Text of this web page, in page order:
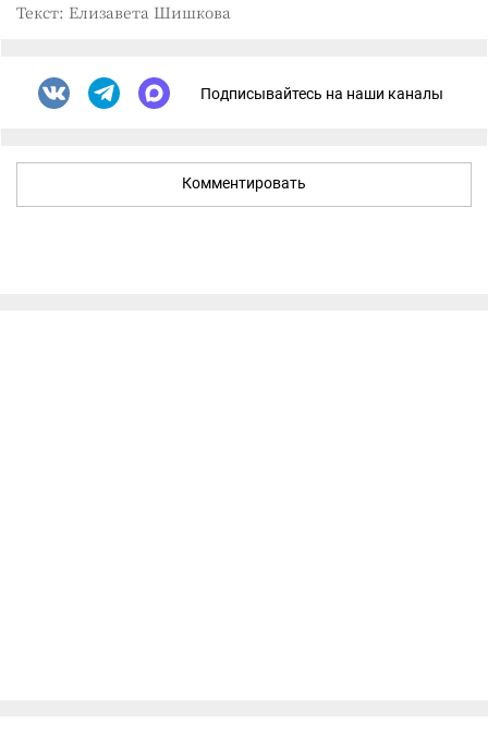
Текст: Елизавета Шишкова
Подписывайтесь на наши каналы
Комментировать